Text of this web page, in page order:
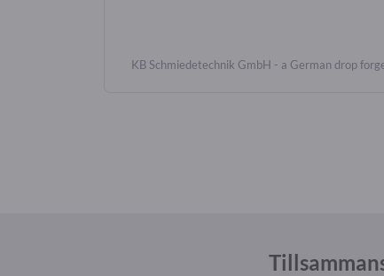
KB Schmiedetechnik GmbH - a German drop